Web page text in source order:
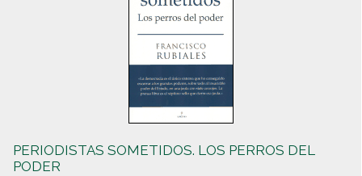
PERIODISTAS SOMETIDOS. LOS PERROS DEL
PODER